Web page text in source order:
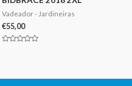
Vadeador - Jardineiras
€55,00